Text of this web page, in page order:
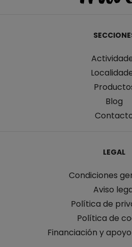
Blog
LEGAL
Condiciones
Aviso
Política de
Política de
Financiación y